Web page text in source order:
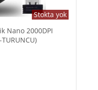
Stokta yok
Nano 2000DPI